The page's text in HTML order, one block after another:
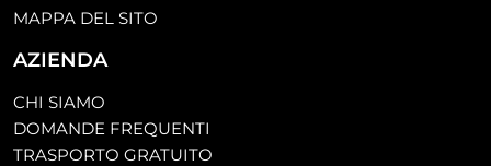
MAPPA DEL SITO
AZIENDA
CHI SIAMO
DOMANDE FREQUENTI
TRASPORTO GRATUITO